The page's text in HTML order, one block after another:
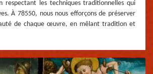
respectant les techniques traditionnelles qui
À 78550, nous nous efforçons de préserver
de chaque œuvre, en mêlant tradition et